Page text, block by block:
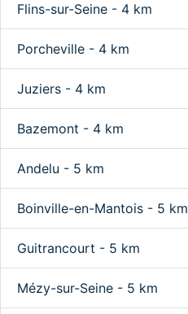
Flins-sur-Seine - 4 km
Porcheville - 4 km
Juziers - 4 km
Bazemont - 4 km
Andelu - 5 km
Boinville-en-Mantois - 5 km
Guitrancourt - 5 km
Mézy-sur-Seine - 5 km